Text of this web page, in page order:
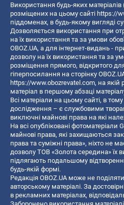
Використання будь-яких матеріалів
розміщених на цьому сайті https://
піддоменах, в будь-якому вигляді
Дозволяється використання при
на їх використання та за умови
OBOZ.UA, а для інтернет-видань -
дозволу на їх використання та за
розміщення прямого, відкритого
гіперпосилання на сторінку
https://www.obozrevatel.com, на якій
матеріал в першому абзаці
Всі матеріали на цьому сайті, в тому
дослідження – є службовими
виключні майнові права на які
На всі опубліковані фотоматеріали
майнові права, які захищаються
права та суміжні права», ніхто не
дозволу ТОВ «Золота середина» їх
підлягають подальшому
будь-якій формі.
Редакція OBOZ.UA може не
авторському матеріалі. За
в рекламних матеріалах,